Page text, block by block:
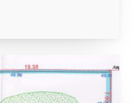
sans vis à
séjour avec un
hauteur,
un bureau